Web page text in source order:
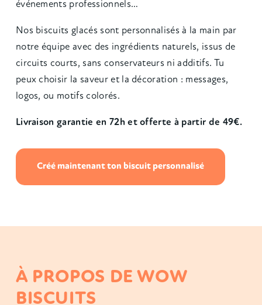
événements professionnels…
Nos biscuits glacés sont personnalisés à la main par
notre équipe avec des ingrédients naturels, issus de
circuits courts, sans conservateurs ni additifs. Tu
peux choisir la saveur et la décoration : messages,
logos, ou motifs colorés.
Livraison garantie en 72h et offerte à partir de 49€.
Créé maintenant ton biscuit personnalisé
À PROPOS DE WOW
BISCUITS